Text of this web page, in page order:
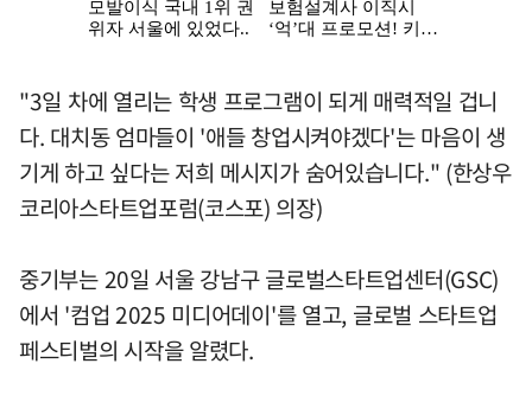
"3일 차에 열리는 학생 프로그램이 되게 매력적일 겁니
다. 대치동 엄마들이 '애들 창업시켜야겠다'는 마음이 생
기게 하고 싶다는 저희 메시지가 숨어있습니다." (한상우
코리아스타트업포럼(코스포) 의장)
중기부는 20일 서울 강남구 글로벌스타트업센터(GSC)
에서 '컴업 2025 미디어데이'를 열고, 글로벌 스타트업
페스티벌의 시작을 알렸다.